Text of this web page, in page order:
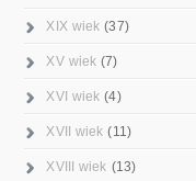
XIX wiek (37)
XV wiek (7)
XVI wiek (4)
XVII wiek (11)
XVIII wiek (13)